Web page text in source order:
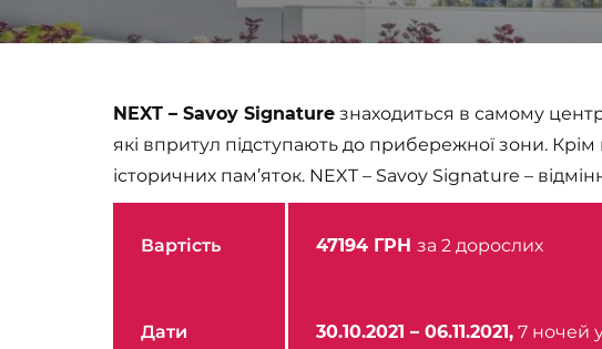
NEXT – Savoy Signature знаходиться в самому
які впритул підступають до прибережної зони. Крім
історичних пам’яток. NEXT – Savoy Signature –
Вартість 47194 ГРН за 2 дорослих
Дати 30.10.2021 – 06.11.2021, 7 ночей